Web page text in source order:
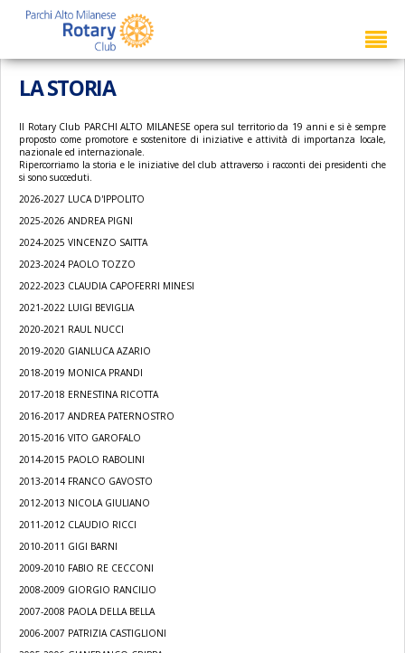
LA STORIA
Il Rotary Club PARCHI ALTO MILANESE opera sul territorio da 19 anni e si è sempre
proposto come promotore e sostenitore di iniziative e attività di importanza locale,
nazionale ed internazionale.
Ripercorriamo la storia e le iniziative del club attraverso i racconti dei presidenti che
si sono succeduti.
2026-2027 LUCA D'IPPOLITO
2025-2026 ANDREA PIGNI
2024-2025 VINCENZO SAITTA
2023-2024 PAOLO TOZZO
2022-2023 CLAUDIA CAPOFERRI MINESI
2021-2022 LUIGI BEVIGLIA
2020-2021 RAUL NUCCI
2019-2020 GIANLUCA AZARIO
2018-2019 MONICA PRANDI
2017-2018 ERNESTINA RICOTTA
2016-2017 ANDREA PATERNOSTRO
2015-2016 VITO GAROFALO
2014-2015 PAOLO RABOLINI
2013-2014 FRANCO GAVOSTO
2012-2013 NICOLA GIULIANO
2011-2012 CLAUDIO RICCI
2010-2011 GIGI BARNI
2009-2010 FABIO RE CECCONI
2008-2009 GIORGIO RANCILIO
2007-2008 PAOLA DELLA BELLA
2006-2007 PATRIZIA CASTIGLIONI